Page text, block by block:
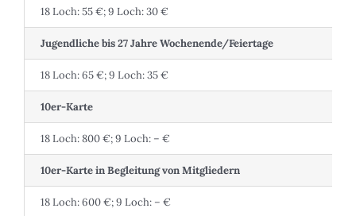
18 Loch: 55 €; 9 Loch: 30 €
Jugendliche bis 27 Jahre Wochenende/Feiertage
18 Loch: 65 €; 9 Loch: 35 €
10er-Karte
18 Loch: 800 €; 9 Loch: – €
10er-Karte in Begleitung von Mitgliedern
18 Loch: 600 €; 9 Loch: – €